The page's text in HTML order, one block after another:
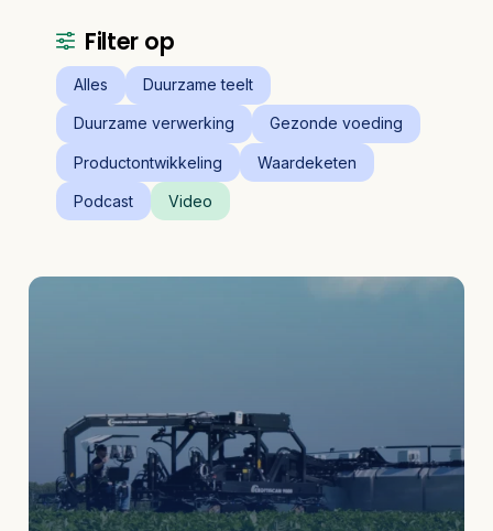
Filter op
Alles Duurzame teelt
Duurzame verwerking Gezonde voeding
Productontwikkeling Waardeketen
Podcast Video